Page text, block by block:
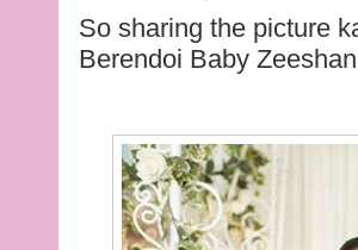
So sharing the picture
Berendoi Baby